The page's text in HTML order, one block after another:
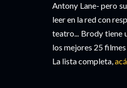
Antony Lane- pero
leer en la red con
teatro... Brody tiene
los mejores 25
La lista completa,